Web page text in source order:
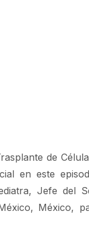
de
en este
Jefe del
México,